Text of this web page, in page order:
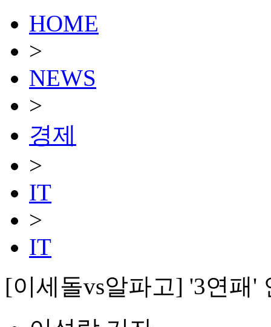
HOME
>
NEWS
>
경제
>
IT
>
IT
[이세돌vs알파고] '3연패'